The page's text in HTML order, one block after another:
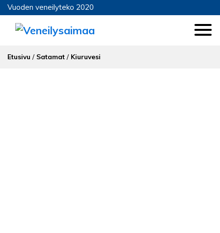
Vuoden veneilyteko 2020
Etusivu / Satamat / Kiuruvesi